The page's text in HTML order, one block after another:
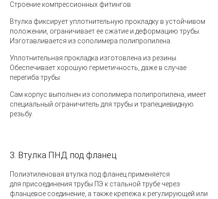
Строение компрессионных фитингов
Втулка фиксирует уплотнительную прокладку в устойчивом
положении, ограничивает ее сжатие и деформацию трубы.
Изготавливается из сополимера полипропилена.
Уплотнительная прокладка изготовлена из резины.
Обеспечивает хорошую герметичность, даже в случае
перегиба трубы.
Сам корпус выполнен из сополимера полипропилена, имеет
специальный ограничитель для трубы и трапециевидную
резьбу.
3. Втулка ПНД под фланец
Полиэтиленовая втулка под фланец применяется
для присоединения трубы ПЭ к стальной трубе через
фланцевое соединение, а также крепежа к регулирующей или